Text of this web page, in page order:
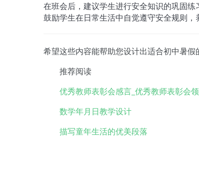
在班会后，建议学生进行安全知识的巩固练
鼓励学生在日常生活中自觉遵守安全规则，
希望这些内容能帮助您设计出适合初中暑
推荐阅读
优秀教师表彰会感言_优秀教师表彰会
数学年月日教学设计
描写童年生活的优美段落